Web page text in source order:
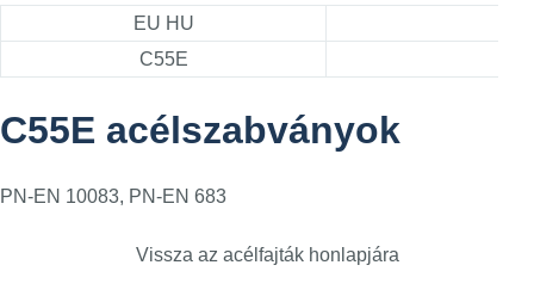
EU HU
C55E
C55E acélszabványok
PN-EN 10083, PN-EN 683
Vissza az acélfajták honlapjára